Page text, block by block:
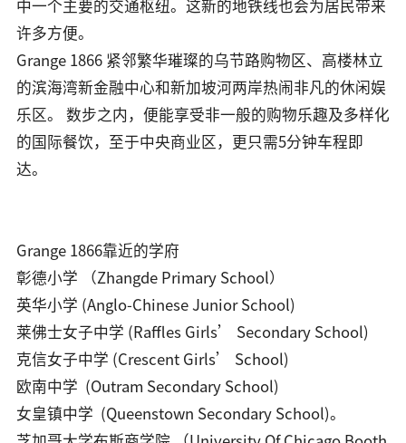
中一个主要的交通枢纽。这新的地铁线也会为居民带来
许多方便。
Grange 1866 紧邻繁华璀璨的乌节路购物区、高楼林立
的滨海湾新金融中心和新加坡河两岸热闹非凡的休闲娱
乐区。 数步之内，便能享受非一般的购物乐趣及多样化
的国际餐饮，至于中央商业区，更只需5分钟车程即
达。
Grange 1866靠近的学府
彰德小学 （Zhangde Primary School）
英华小学 (Anglo-Chinese Junior School)
莱佛士女子中学 (Raffles Girls’ Secondary School)
克信女子中学 (Crescent Girls’ School)
欧南中学 (Outram Secondary School)
女皇镇中学 (Queenstown Secondary School)。